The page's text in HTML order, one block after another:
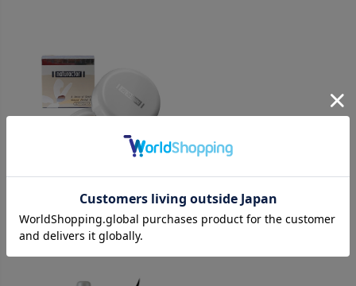
＞＞ナチュラクター カバーフェイス［全5色］